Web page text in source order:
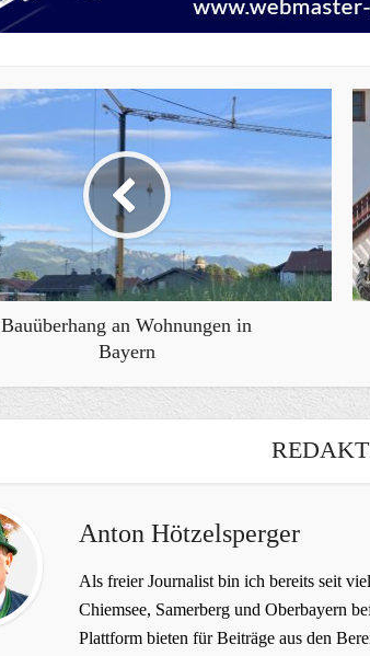
Bauüberhang an Wohnungen in
Bayern
Anton Hötzelsperger
Als freier Journalist bin ich bereits seit
Chiemsee, Samerberg und Oberbayern
Plattform bieten für Beiträge aus den